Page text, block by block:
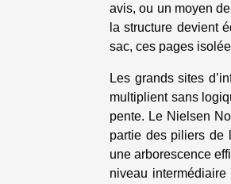
avis, ou un moyen
la structure devient
sac, ces pages
Les grands sites
multiplient sans
pente. Le Nielsen
partie des piliers de
une arborescence
niveau